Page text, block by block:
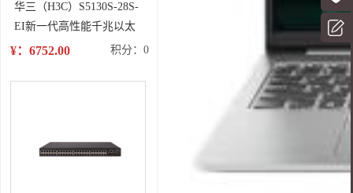
华三（H3C）S5130S-28S-
EI新一代高性能千兆以太
网交换机
¥：6752.00 积分：0